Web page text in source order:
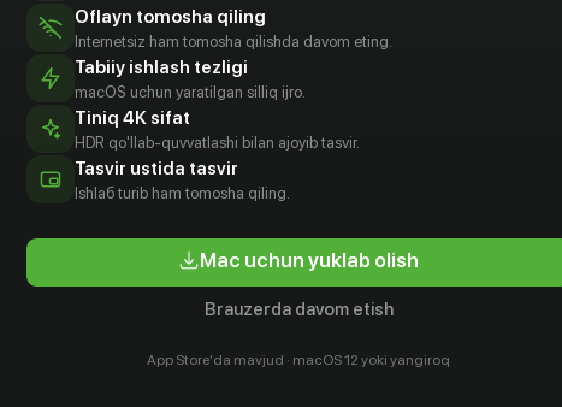
Oflayn tomosha qiling
Internetsiz ham tomosha qilishda davom eting.
Tabiiy ishlash tezligi
macOS uchun yaratilgan silliq ijro.
Tiniq 4K sifat
HDR qo'llab-quvvatlashi bilan ajoyib tasvir.
Tasvir ustida tasvir
Ishlаб turib ham tomosha qiling.
Mac uchun yuklab olish
Brauzerda davom etish
App Store'da mavjud · macOS 12 yoki yangiroq